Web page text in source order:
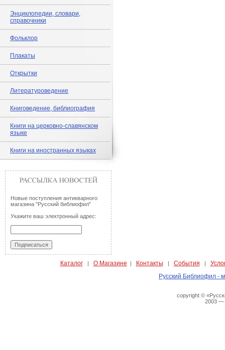
Энциклопедии, словари,
справочники
Фольклор
Плакаты
Открытки
Литературоведение
Книговедение, библиография
Книги на церковно-славянском
языке
Книги на иностранных языках
Новые поступления антикварного
магазина "Русский библиофил"
Укажите ваш электронный адрес:
Каталог| О Магазине | Контакты | События |
Русский Библиофил -
copyright ©
2003 —